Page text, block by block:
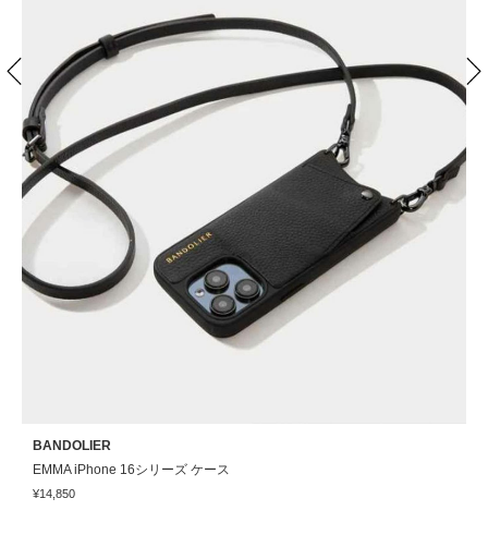
BANDOLIER
EMMA iPhone 16シリーズ ケース
¥14,850